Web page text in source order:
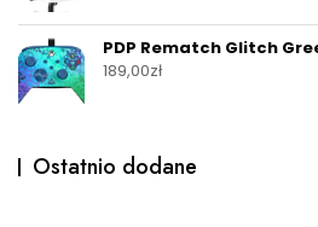
PDP Rematch Glitch
189,00zł
Ostatnio dodane